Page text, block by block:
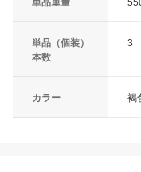
単品重量
単品（個装）
本数
3
カラー 褐